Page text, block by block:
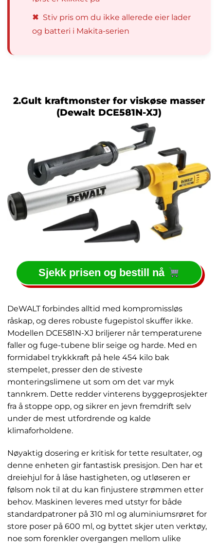
✖ Stiv pris om du ikke allerede eier lader
og batteri i Makita-serien
2.Gult kraftmonster for viskøse masser
(Dewalt DCE581N-XJ)
Sjekk prisen og bestill nå
DeWALT forbindes alltid med kompromissløs
råskap, og deres robuste fugepistol skuffer ikke.
Modellen DCE581N-XJ briljerer når temperaturene
faller og fuge-tubene blir seige og harde. Med en
formidabel trykkkraft på hele 454 kilo bak
stempelet, presser den de stiveste
monteringslimene ut som om det var myk
tannkrem. Dette redder vinterens byggeprosjekter
fra å stoppe opp, og sikrer en jevn fremdrift selv
under de mest utfordrende og kalde
klimaforholdene.
Nøyaktig dosering er kritisk for tette resultater, og
denne enheten gir fantastisk presisjon. Den har et
dreiehjul for å låse hastigheten, og utløseren er
følsom nok til at du kan finjustere strømmen etter
behov. Maskinen leveres med utstyr for både
standardpatroner på 310 ml og aluminiumsrøret for
store poser på 600 ml, og byttet skjer uten verktøy,
noe som forenkler overgangen mellom ulike